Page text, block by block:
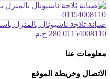
صيانة ثلاجة ناشيونال بالمنزل
01154008110 280 ج.م
معلومات عنا
الاتصال وخريطة الموقع